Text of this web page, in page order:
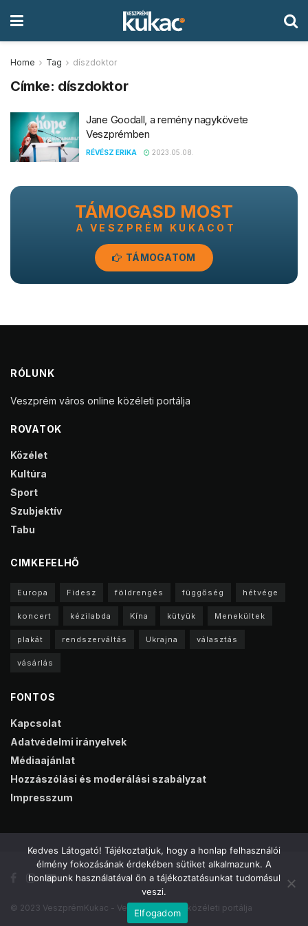
Home Tag díszdoktor
Címke: díszdoktor
Jane Goodall, a remény nagykövete
Veszprémben
RÉVÉSZ ERIKA 2023.05.08.
TÁMOGASD MOST
A VESZPRÉM KUKACOT
TÁMOGATOM
RÓLUNK
Veszprém város online közéleti portálja
ROVATOK
Közélet
Kultúra
Sport
Szubjektív
Tabu
CIMKEFELHŐ
Europa Fidesz földrengés függőség hétvége
koncert kézilabda Kína kütyük Menekültek
plakát rendszerváltás Ukrajna választás
vásárlás
FONTOS
Kapcsolat
Adatvédelmi irányelvek
Médiaajánlat
Hozzászólási és moderálási szabályzat
Impresszum
© 2023 VeszprémKukac - Veszprém online közéleti portálja
Kedves Látogató! Tájékoztatjuk, hogy a honlap felhasználói
élmény fokozásának érdekében sütiket alkalmazunk. A
honlapunk használatával ön a tájékoztatásunkat tudomásul
veszi.
Elfogadom